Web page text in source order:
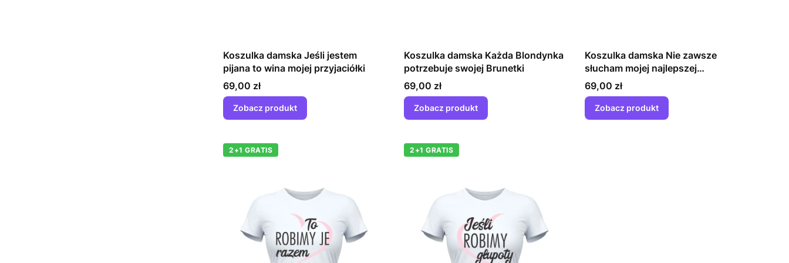
Koszulka damska Jeśli jestem
pijana to wina mojej przyjaciółki
Cena
69,00 zł
Zobacz produkt
Koszulka damska Każda Blondynka
potrzebuje swojej Brunetki
Cena
69,00 zł
Zobacz produkt
Koszulka damska Nie zawsze
słucham mojej najlepszej
przyjaciółki
Cena
69,00 zł
Zobacz produkt
2+1 GRATIS 2+1 GRATIS